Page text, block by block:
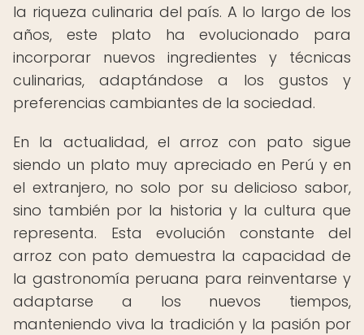
la riqueza culinaria del país. A lo largo de los
años, este plato ha evolucionado para
incorporar nuevos ingredientes y técnicas
culinarias, adaptándose a los gustos y
preferencias cambiantes de la sociedad.
En la actualidad, el arroz con pato sigue
siendo un plato muy apreciado en Perú y en
el extranjero, no solo por su delicioso sabor,
sino también por la historia y la cultura que
representa. Esta evolución constante del
arroz con pato demuestra la capacidad de
la gastronomía peruana para reinventarse y
adaptarse a los nuevos tiempos,
manteniendo viva la tradición y la pasión por